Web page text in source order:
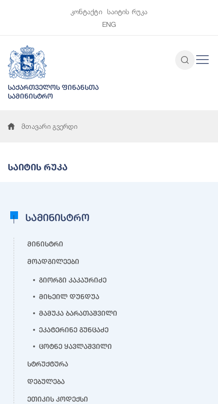
კონტაქტი
საიტის რუკა
ENG
საქართველოს ფინანსთა
სამინისტრო
მთავარი გვერდი
Საიტის Რუკა
სამინისტრო
მინისტრი
მოადგილეები
გიორგი კაკაურიძე
მიხეილ დუნდუა
მამუკა ბარათაშვილი
ეკატერინე გუნცაძე
ცოტნე ყავლაშვილი
სტრუქტურა
დებულება
ეთიკის კოდექსი